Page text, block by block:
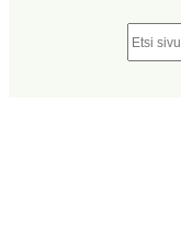
Etsi